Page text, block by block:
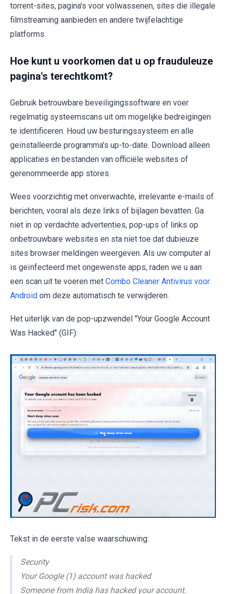
torrent-sites, pagina's voor volwassenen, sites die illegale
filmstreaming aanbieden en andere twijfelachtige
platforms.
Hoe kunt u voorkomen dat u op frauduleuze
pagina's terechtkomt?
Gebruik betrouwbare beveiligingssoftware en voer
regelmatig systeemscans uit om mogelijke bedreigingen
te identificeren. Houd uw besturingssysteem en alle
geïnstalleerde programma's up-to-date. Download alleen
applicaties en bestanden van officiële websites of
gerenommeerde app stores.
Wees voorzichtig met onverwachte, irrelevante e-mails of
berichten, vooral als deze links of bijlagen bevatten. Ga
niet in op verdachte advertenties, pop-ups of links op
onbetrouwbare websites en sta niet toe dat dubieuze
sites browser meldingen weergeven. Als uw computer al
is geïnfecteerd met ongewenste apps, raden we u aan
een scan uit te voeren met Combo Cleaner Antivirus voor
Android om deze automatisch te verwijderen.
Het uiterlijk van de pop-upzwendel "Your Google Account
Was Hacked" (GIF):
Tekst in de eerste valse waarschuwing:
Security
Your Google (1) account was hacked
Someone from India has hacked your account.